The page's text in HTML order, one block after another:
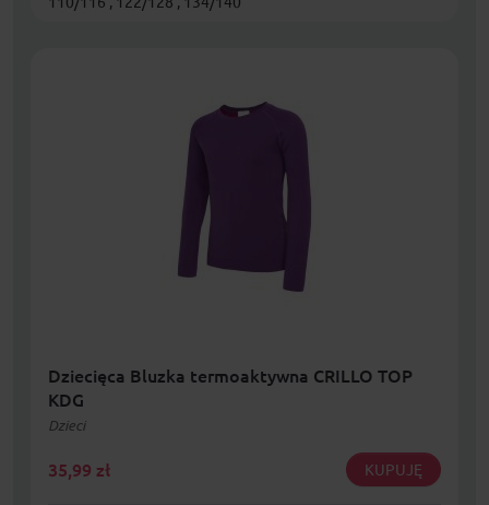
Dziecięca Bluzka termoaktywna CRILLO TOP
KDG
Dzieci
35,99 zł KUPUJĘ